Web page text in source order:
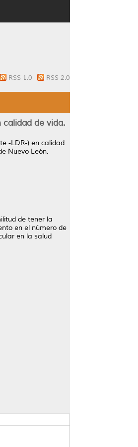
RSS 1.0 RSS 2.0
calidad de vida.
-LDR-) en calidad
Nuevo León.
de tener la
en el número de
en la salud